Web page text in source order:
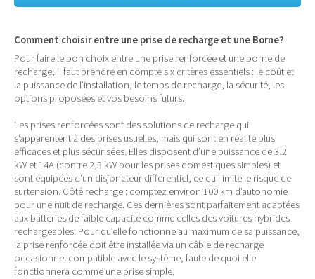
Comment choisir entre une prise de recharge et une Borne?
Pour faire le bon choix entre une prise renforcée et une borne de
recharge, il faut prendre en compte six critères essentiels : le coût et
la puissance de l’installation, le temps de recharge, la sécurité, les
options proposées et vos besoins futurs.
Les prises renforcées sont des solutions de recharge qui
s’apparentent à des prises usuelles, mais qui sont en réalité plus
efficaces et plus sécurisées. Elles disposent d’une puissance de 3,2
kW et 14A (contre 2,3 kW pour les prises domestiques simples) et
sont équipées d’un disjoncteur différentiel, ce qui limite le risque de
surtension. Côté recharge : comptez environ 100 km d’autonomie
pour une nuit de recharge. Ces dernières sont parfaitement adaptées
aux batteries de faible capacité comme celles des voitures hybrides
rechargeables. Pour qu’elle fonctionne au maximum de sa puissance,
la prise renforcée doit être installée via un câble de recharge
occasionnel compatible avec le système, faute de quoi elle
fonctionnera comme une prise simple.